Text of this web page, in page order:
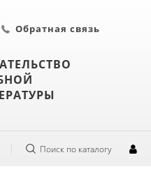
Обратная связь
Поиск по каталогу